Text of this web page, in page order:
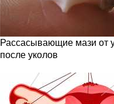
Рассасывающие мази от
после уколов